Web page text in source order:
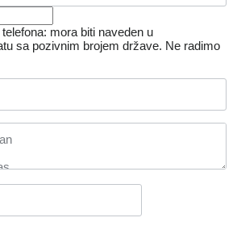
mora biti naveden u
sa pozivnim brojem države. Ne radimo